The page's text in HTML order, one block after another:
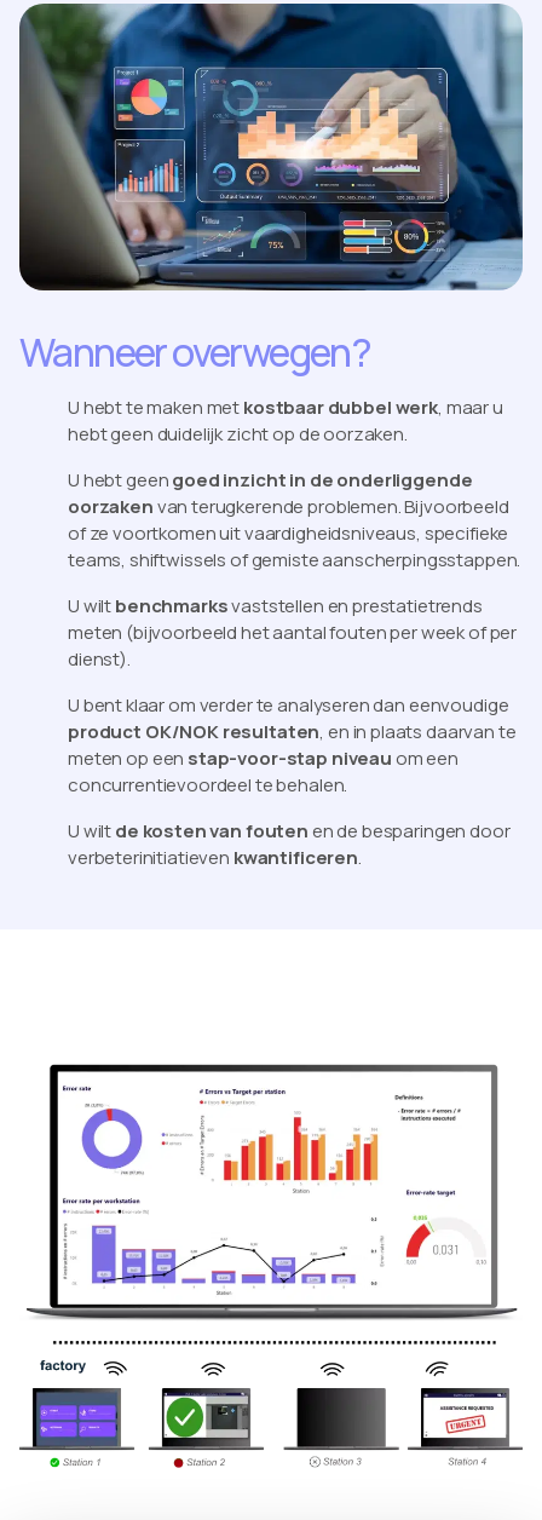
Wanneer overwegen?
U hebt te maken metkostbaar dubbel werk, maar u
hebt geen duidelijk zicht op de oorzaken.
U hebt geengoed inzicht in de onderliggende
oorzakenvan terugkerende problemen. Bijvoorbeeld
of ze voortkomen uit vaardigheidsniveaus, specifieke
teams, shiftwissels of gemiste aanscherpingsstappen.
U wiltbenchmarksvaststellen en prestatietrends
meten (bijvoorbeeld het aantal fouten per week of per
dienst).
U bent klaar om verder te analyseren dan eenvoudige
product OK/NOK resultaten, en in plaats daarvan te
meten op een stap-voor-stap niveau om een
concurrentievoordeel te behalen.
U wiltde kosten van fouten en de besparingen door
verbeterinitiatieven kwantificeren.